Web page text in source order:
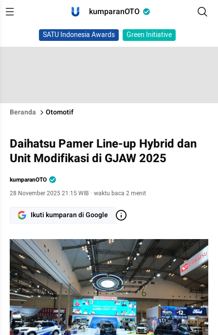
kumparanOTO
SATU Indonesia Awards Green Initiative
Beranda Otomotif
Daihatsu Pamer Line-up Hybrid dan
Unit Modifikasi di GJAW 2025
kumparanOTO
28 November 2025 21:15 WIB · waktu baca 2 menit
Ikuti kumparan di Google